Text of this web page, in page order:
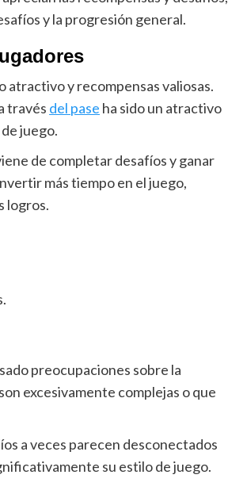
y la progresión general.
atractivo y recompensas valiosas.
través del pase ha sido un atractivo
juego.
de completar desafíos y ganar
más tiempo en el juego,
logros.
preocupaciones sobre la
excesivamente complejas o que
a veces parecen desconectados
su estilo de juego.